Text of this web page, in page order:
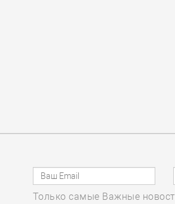
29.12, 10:18 0 1825
отказала частному лицу,
подавшему претензию о выплате
компенсации из КФ ВВ
Только самые Важные